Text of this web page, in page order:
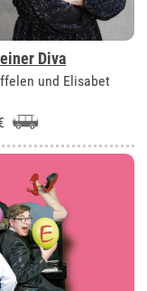
Diva
und Elisabet